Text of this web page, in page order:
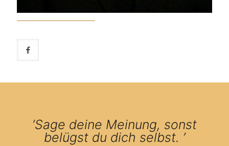
‘Sage deine Meinung, sonst
belügst du dich selbst. ’